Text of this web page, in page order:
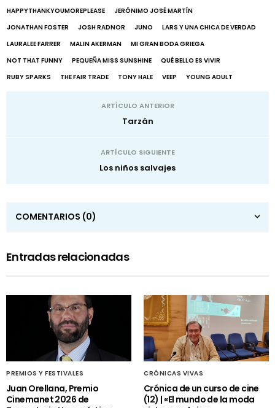
HAPPYTHANKYOUMOREPLEASE
JERÓNIMO JOSÉ MARTÍN
JONATHAN FOSTER
JOSH RADNOR JUNO
LARS Y UNA CHICA DE VERDAD
LAURALEE FARRER
MALIN AKERMAN
MI GRAN BODA GRIEGA
NOT THAT FUNNY
PEQUEÑA MISS SUNSHINE
QUÉ BELLO ES VIVIR
RUBY SPARKS
THE FAIR TRADE TONY HALE VEEP YOUNG ADULT
ARTÍCULO ANTERIOR
Tarzán
ARTÍCULO SIGUIENTE
Los niños salvajes
COMENTARIOS (0)
Entradas relacionadas
PREMIOS Y FESTIVALES
Juan Orellana, Premio
Cinemanet 2026 de
CRÓNICAS VIVAS
Crónica de un curso de cine
(12) | «El mundo de la moda